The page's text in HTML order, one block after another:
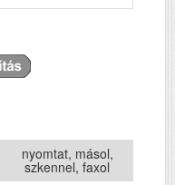
nyomtat, másol,
szkennel, faxol